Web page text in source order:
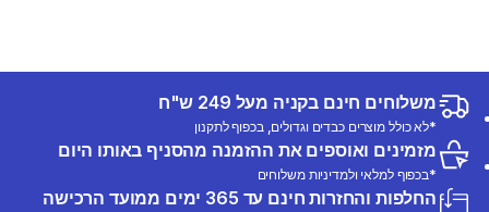
משלוחים חינם בקניה מעל 249 ש"ח
*לא כולל מוצרים כבדים וגדולים, בכפוף לתקנון
מזמינים ואוספים את ההזמנה מהסניף באותו היום
*בכפוף למלאי ולמדיניות משלוחים
החלפות והחזרות חינם עד 365 ימים ממועד הרכישה